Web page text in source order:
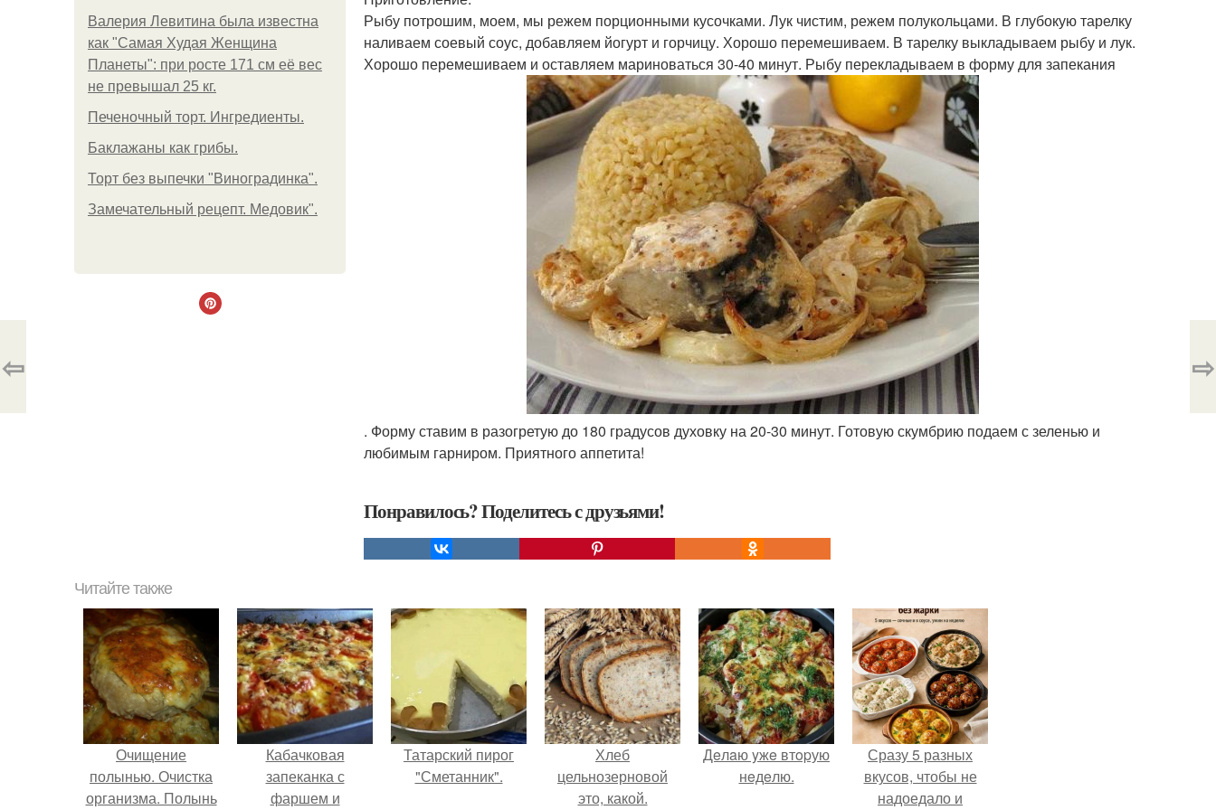
Валерия Левитина была известна
как "Самая Худая Женщина
Планеты": при росте 171 см её вес
не превышал 25 кг.
Печеночный торт. Ингредиенты.
Баклажаны как грибы.
Торт без выпечки "Виноградинка".
Замечательный рецепт. Медовик".
Рыбу потрошим, моем, мы режем порционными кусочками. Лук чистим, режем полукольцами. В глубокую тарелку
наливаем соевый соус, добавляем йогурт и горчицу. Хорошо перемешиваем. В тарелку выкладываем рыбу и лук.
Хорошо перемешиваем и оставляем мариноваться 30-40 минут. Рыбу перекладываем в форму для запекания
. Форму ставим в разогретую до 180 градусов духовку на 20-30 минут. Готовую скумбрию подаем с зеленью и
любимым гарниром. Приятного аппетита!
Понравилось? Поделитесь с друзьями!
⇦ ⇨
Читайте также
Очищение
полынью. Очистка
организма. Полынь
Кабачковая
запеканка с
фаршем и
Татарский пирог
"Сметанник".
Хлеб
цельнозерновой
это, какой.
Дeлaю yжe втopую
нeдeлю.
Сразу 5 разных
вкусов, чтобы не
надоедало и